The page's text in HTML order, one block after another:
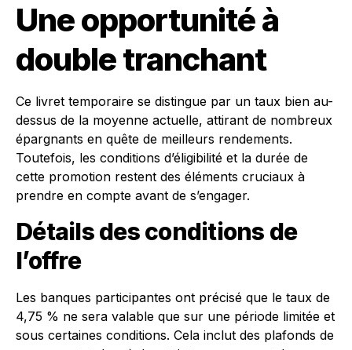
Une opportunité à
double tranchant
Ce livret temporaire se distingue par un taux bien au-
dessus de la moyenne actuelle, attirant de nombreux
épargnants en quête de meilleurs rendements.
Toutefois, les conditions d’éligibilité et la durée de
cette promotion restent des éléments cruciaux à
prendre en compte avant de s’engager.
Détails des conditions de
l’offre
Les banques participantes ont précisé que le taux de
4,75 % ne sera valable que sur une période limitée et
sous certaines conditions. Cela inclut des plafonds de